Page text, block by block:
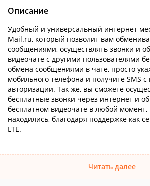
Описание
Удобный и универсальный интернет
Mail.ru, который позволит вам
сообщениями, осуществлять звонки и
видеочате с другими пользователями
обмена сообщениями в чате, просто
мобильного телефона и получите SMS с
авторизации. Так же, вы сможете
бесплатные звонки через интернет и
бесплатном видеочате в любой
находились, благодаря поддержке как
LTE.
Читать далее